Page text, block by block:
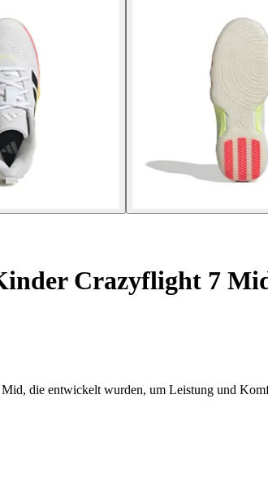
Crazyflight 7
die entwickelt wurden, um Leistung und